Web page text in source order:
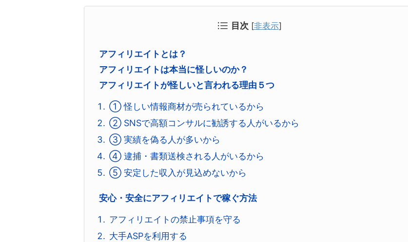
目次 [非表示]
アフィリエイトとは？
アフィリエイトは本当に怪しいのか？
アフィリエイトが怪しいと言われる理由５つ
① 怪しい情報商材が売られているから
② SNSで高額コンサルに勧誘する人がいるから
③ 実績を偽る人が多いから
④ 逮捕・書類送検される人がいるから
⑤ 安定した収入が見込めないから
安心・安全にアフィリエイトで稼ぐ方法
アフィリエイトの禁止事項を守る
大手ASPを利用する